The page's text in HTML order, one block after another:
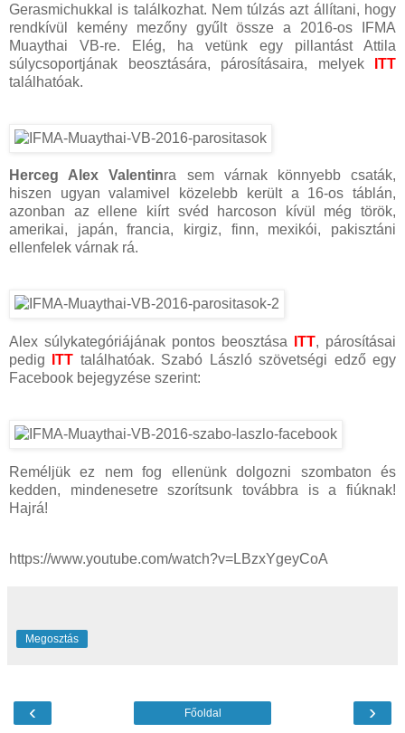
Gerasmichukkal is találkozhat. Nem túlzás azt állítani, hogy
rendkívül kemény mezőny gyűlt össze a 2016-os IFMA
Muaythai VB-re. Elég, ha vetünk egy pillantást Attila
súlycsoportjának beosztására, párosításaira, melyek
ITT
találhatóak.
Herceg Alex Valentinra sem várnak könnyebb csaták,
hiszen ugyan valamivel közelebb került a 16-os táblán,
azonban az ellene kiírt svéd harcoson kívül még török,
amerikai, japán, francia, kirgiz, finn, mexikói, pakisztáni
ellenfelek várnak rá.
Alex súlykategóriájának pontos beosztása ITT, párosításai
pedig
ITT találhatóak. Szabó László szövetségi edző egy
Facebook bejegyzése szerint:
Reméljük ez nem fog ellenünk dolgozni szombaton és
kedden, mindenesetre szorítsunk továbbra is a fiúknak!
Hajrá!
https://www.youtube.com/watch?v=LBzxYgeyCoA
Megosztás
‹ ›
Főoldal